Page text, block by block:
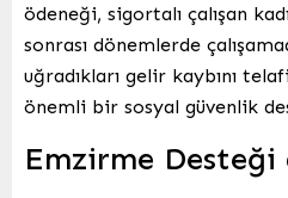
ödeneği, sigortalı çalışan
sonrası dönemlerde
uğradıkları gelir kaybını
önemli bir sosyal güvenlik
Emzirme Desteği